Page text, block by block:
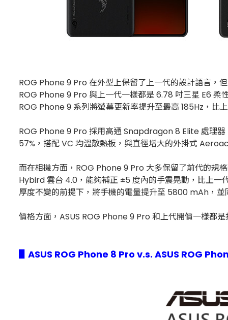
ROG Phone 9 Pro 在外型上保留了上一代的設計語言，
ROG Phone 9 Pro 與上一代一樣都是 6.78 吋三星 E6 柔
ROG Phone 9 系列將螢幕更新率提升至最高 185Hz，比
ROG Phone 9 Pro 採用高通 Snapdragon 8 Elite 處理
57%，搭配 VC 均溫散熱板，與直徑增大的外掛式
而在相機方面，ROG Phone 9 Pro 大多保留了前代的規
Hybird 雲台 4.0，能夠補正 ±5 度內的手震晃動，比上一
厚度不變的前提下，將手機的電量提升至 5800 mAh，
價格方面，ASUS ROG Phone 9 Pro 和上代開價一樣都
▋ASUS ROG Phone 8 Pro v.s. ASUS ROG